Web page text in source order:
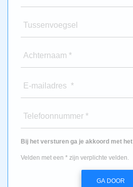
Tussenvoegsel
Achternaam *
E-mailadres *
Telefoonnummer *
Bij het versturen ga je akkoord met het
Velden met een * zijn verplichte velden.
GA DOOR